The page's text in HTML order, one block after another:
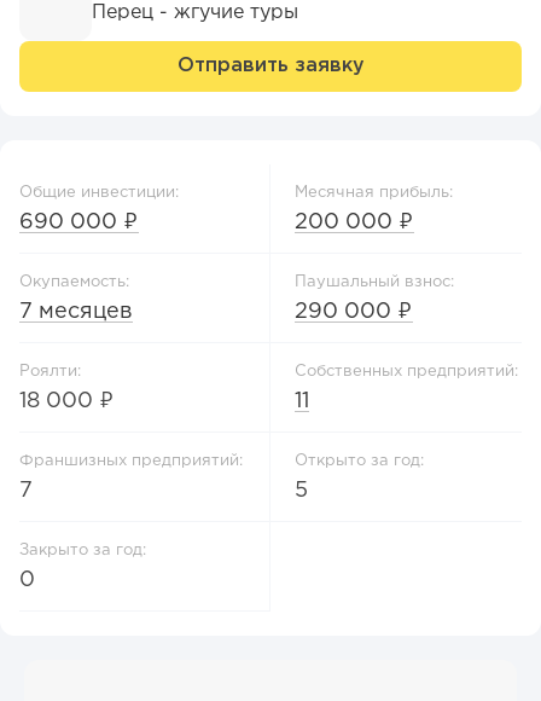
Перец - жгучие туры
Отправить заявку
Общие инвестиции:
690 000 ₽
Месячная прибыль:
200 000 ₽
Окупаемость:
7 месяцев
Паушальный взнос:
290 000 ₽
Роялти:
18 000 ₽
Собственных предприятий:
Франшизных предприятий:
7
Открыто за год:
5
Закрыто за год:
0